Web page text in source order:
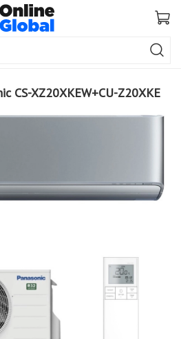
CS-XZ20XKEW+CU-Z20XKE